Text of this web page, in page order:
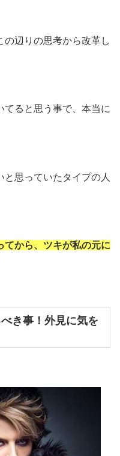
の辺りの思考から改革し
てると思う事で、本当に
思っていたタイプの人
てから、ツキが私の元に
き事！外見に気を